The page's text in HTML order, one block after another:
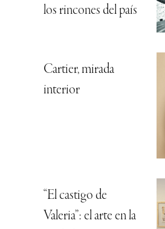
los rincones del país
Cartier, mirada
interior
“El castigo de
Valeria”: el arte en la